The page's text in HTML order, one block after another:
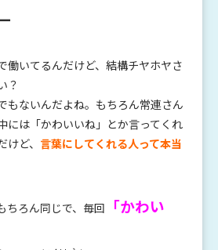
働いてるんだけど、結構チヤホヤさ
？
もないんだよね。もちろん常連さん
には「かわいいね」とか言ってくれ
ど、 言葉にしてくれる人って本当
ちろん同じで、毎回
「かわい